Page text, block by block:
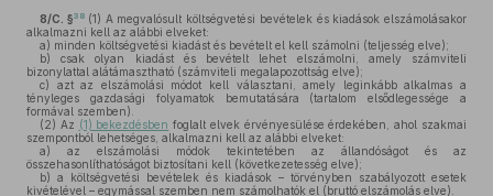
8/C. §38 (1) A megvalósult költségvetési bevételek és kiadások elszámolásakor
alkalmazni kell az alábbi elveket:
a) minden költségvetési kiadást és bevételt el kell számolni (teljesség elve);
b) csak olyan kiadást és bevételt lehet elszámolni, amely számviteli
bizonylattal alátámasztható (számviteli megalapozottság elve);
c) azt az elszámolási módot kell választani, amely leginkább alkalmas a
tényleges gazdasági folyamatok bemutatására (tartalom elsődlegessége a
formával szemben).
(2) Az (1) bekezdésben foglalt elvek érvényesülése érdekében, ahol szakmai
szempontból lehetséges, alkalmazni kell az alábbi elveket:
a) az elszámolási módok tekintetében az állandóságot és az
összehasonlíthatóságot biztosítani kell (következetesség elve);
b) a költségvetési bevételek és kiadások – törvényben szabályozott esetek
kivételével – egymással szemben nem számolhatók el (bruttó elszámolás elve).